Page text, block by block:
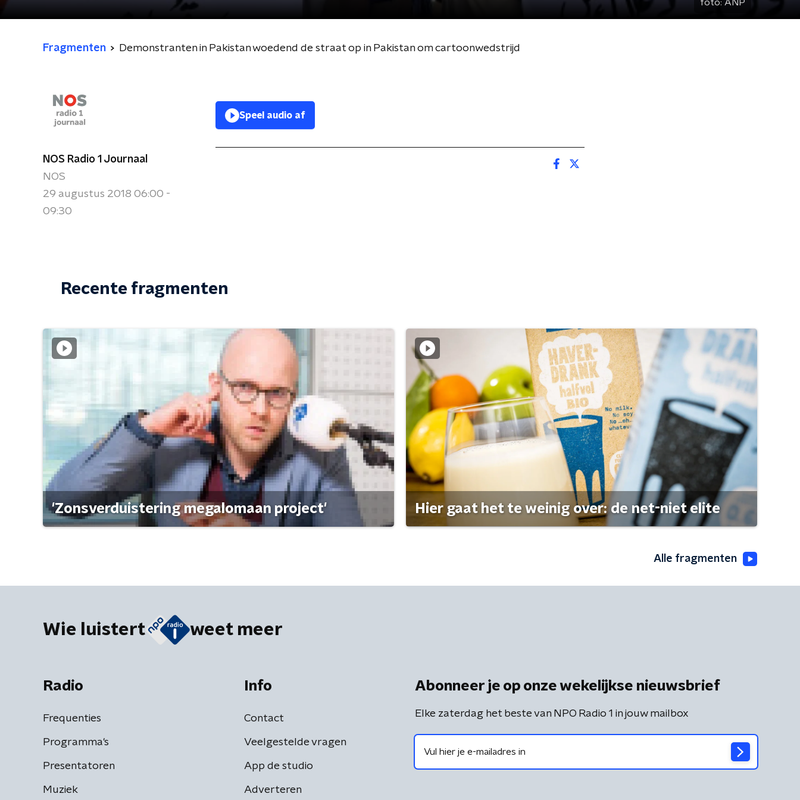
foto: ANP
Fragmenten Demonstranten in Pakistan woedend de straat op in Pakistan om cartoonwedstrijd
NOS Radio 1 Journaal
NOS
29 augustus 2018 06:00 -
09:30
Speel audio af
Recente fragmenten
'Zonsverduistering megalomaan project' Hier gaat het te weinig over: de net-niet elite
Alle fragmenten
Wie luistert weet meer
Radio
Frequenties
Programma's
Presentatoren
Muziek
Info
Contact
Veelgestelde vragen
App de studio
Adverteren
Abonneer je op onze wekelijkse nieuwsbrief
Elke zaterdag het beste van NPO Radio 1 in jouw mailbox